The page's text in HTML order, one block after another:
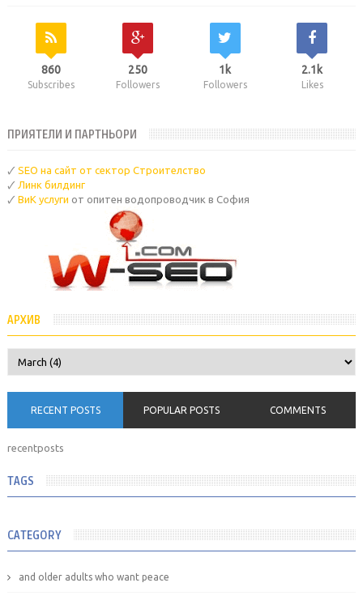
860
Subscribes
250
Followers
1k
Followers
2.1k
Likes
ПРИЯТЕЛИ И ПАРТНЬОРИ
🗸 SEO на сайт от сектор Строителство
🗸 Линк билдинг
🗸 ВиК услуги от опитен водопроводчик в София
АРХИВ
RECENT POSTS POPULAR POSTS COMMENTS
recentposts
TAGS
CATEGORY
and older adults who want peace